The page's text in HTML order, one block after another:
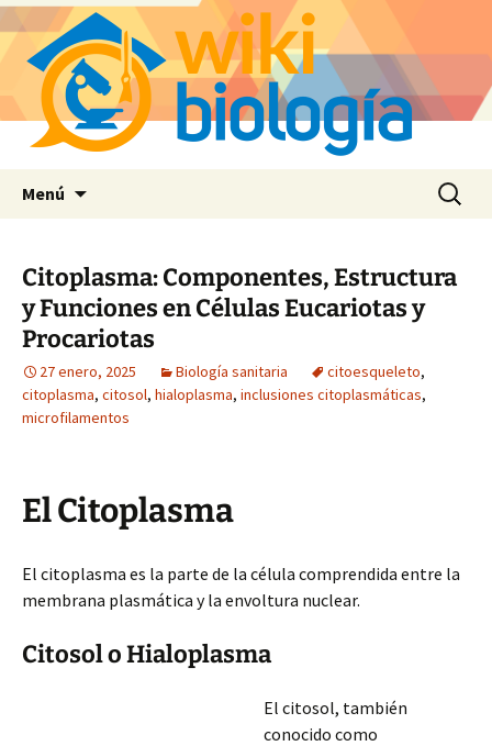
Menú Buscar:
Citoplasma: Componentes, Estructura
y Funciones en Células Eucariotas y
Procariotas
27 enero, 2025 Biología sanitaria citoesqueleto,
citoplasma, citosol, hialoplasma, inclusiones citoplasmáticas,
microfilamentos
El Citoplasma
El citoplasma es la parte de la célula comprendida entre la
membrana plasmática y la envoltura nuclear.
Citosol o Hialoplasma
El citosol, también
conocido como